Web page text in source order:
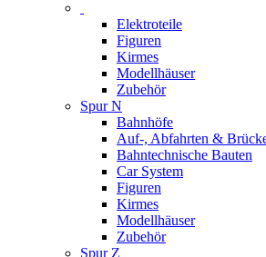
Elektroteile
Figuren
Kirmes
Modellhäuser
Zubehör
Spur N
Bahnhöfe
Auf-, Abfahrten &
Bahntechnische Bauten
Car System
Figuren
Kirmes
Modellhäuser
Zubehör
Spur Z